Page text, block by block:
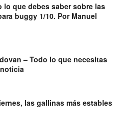
lo que debes saber sobre las
buggy 1/10. Por Manuel
– Todo lo que necesitas
las gallinas más estables